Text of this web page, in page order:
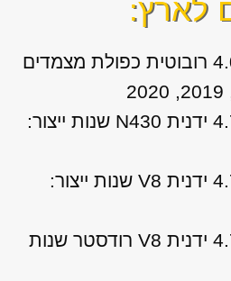
לארץ:
אסטון מרטין ונטאג’ 4.0 רובוטית כפולת מצמדים
אסטון מרטין ונטאג’ 4.7 ידנית N430 שנות ייצור:
אסטון מרטין ונטאג’ 4.7 ידנית V8 שנות ייצור:
אסטון מרטין ונטאג’ 4.7 ידנית V8 רודסטר שנות